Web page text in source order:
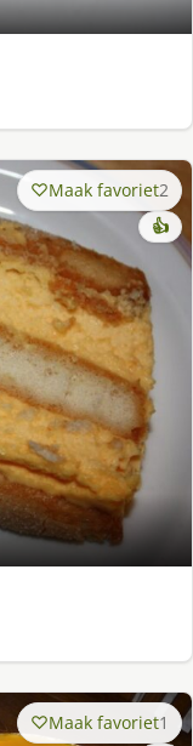
Maak favoriet2
👍
Maak favoriet1